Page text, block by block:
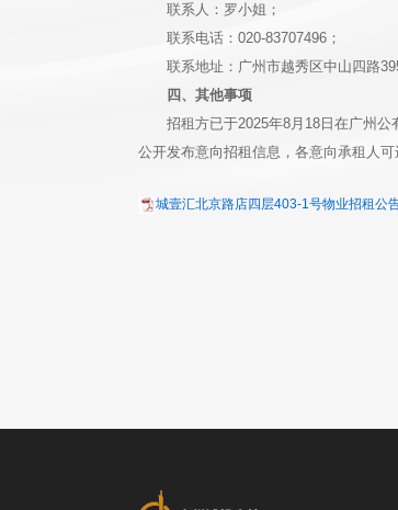
联系人：罗小姐；
联系电话：020-83707496；
联系地址：广州市越秀区中山四路
四、其他事项
招租方已于2025年8月18日在广州
公开发布意向招租信息，各意向承租人
城壹汇北京路店四层403-1号物业招租公